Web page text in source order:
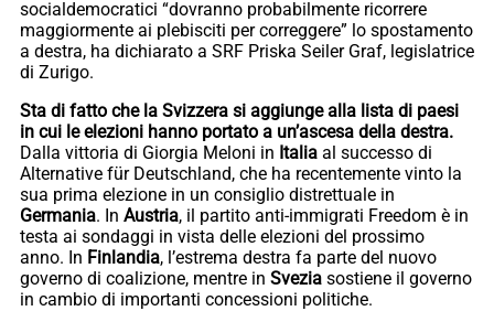
socialdemocratici “dovranno probabilmente ricorrere
maggiormente ai plebisciti per correggere” lo spostamento
a destra, ha dichiarato a SRF Priska Seiler Graf, legislatrice
di Zurigo.
Sta di fatto che la Svizzera si aggiunge alla lista di paesi
in cui le elezioni hanno portato a un’ascesa della destra.
Dalla vittoria di Giorgia Meloni in Italia al successo di
Alternative für Deutschland, che ha recentemente vinto la
sua prima elezione in un consiglio distrettuale in
Germania. In Austria, il partito anti-immigrati Freedom è in
testa ai sondaggi in vista delle elezioni del prossimo
anno. In Finlandia, l’estrema destra fa parte del nuovo
governo di coalizione, mentre in Svezia sostiene il governo
in cambio di importanti concessioni politiche.